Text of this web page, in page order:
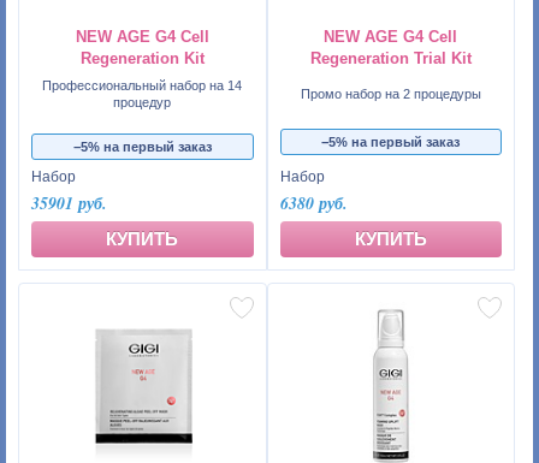
NEW AGE G4 Cell
Regeneration Kit
Профессиональный набор на 14
процедур
−5% на первый заказ
Набор
35901 руб.
КУПИТЬ
NEW AGE G4 Cell
Regeneration Trial Kit
Промо набор на 2 процедуры
−5% на первый заказ
Набор
6380 руб.
КУПИТЬ